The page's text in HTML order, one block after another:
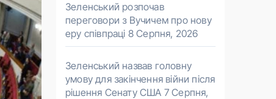
Зеленський розпочав
переговори з Вучичем про нову
еру співпраці 8 Серпня, 2026
Зеленський назвав головну
умову для закінчення війни після
рішення Сенату США 7 Серпня,